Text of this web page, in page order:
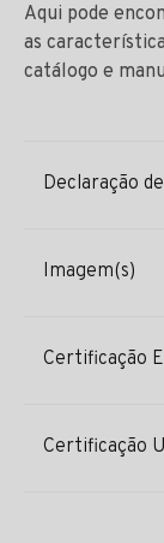
Aqui pode
as
catálogo e
Declaração
Imagem(s)
Certificação
Certificação